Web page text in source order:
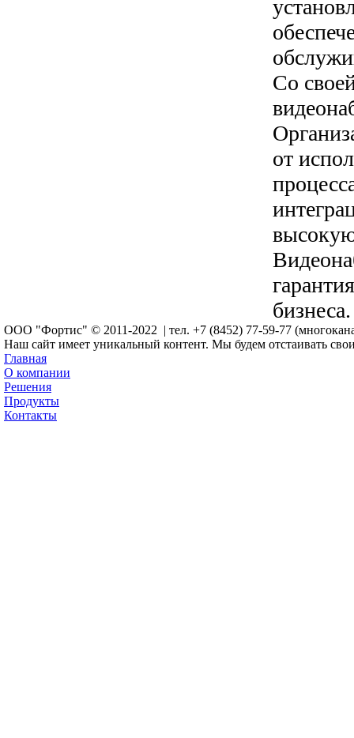
Со
от
бизнеса.
ООО "Фортис" © 2011-2022 | тел. +7 (8452) 77-59-77
Наш сайт имеет уникальный контент. Мы будем отстаивать
Главная
О компании
Решения
Продукты
Контакты